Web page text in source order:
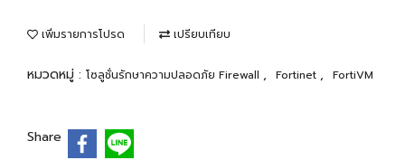
เพิ่มรายการโปรด เปรียบเทียบ
หมวดหมู่ : โซลูชั่นรักษาความปลอดภัย Firewall , Fortinet , FortiVM
Share